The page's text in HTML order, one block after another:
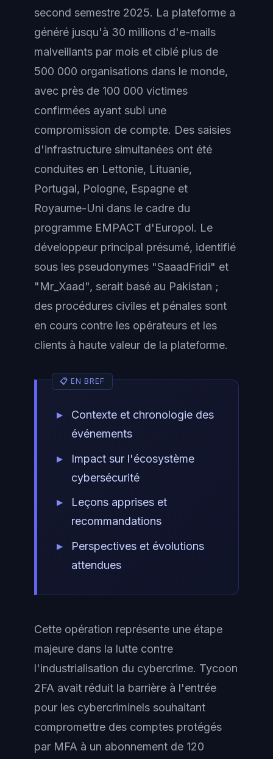
second semestre 2025. La plateforme a
généré jusqu'à 30 millions d'e-mails
malveillants par mois et ciblé plus de
500 000 organisations dans le monde,
avec près de 100 000 victimes
confirmées ayant subi une
compromission de compte. Des saisies
d'infrastructure simultanées ont été
conduites en Lettonie, Lituanie,
Portugal, Pologne, Espagne et
Royaume-Uni dans le cadre du
programme EMPACT d'Europol. Le
développeur principal présumé, identifié
sous les pseudonymes "SaaadFridi" et
"Mr_Xaad", serait basé au Pakistan ;
des procédures civiles et pénales sont
en cours contre les opérateurs et les
clients à haute valeur de la plateforme.
Contexte et chronologie des
événements
Impact sur l'écosystème
cybersécurité
Leçons apprises et
recommandations
Perspectives et évolutions
attendues
Cette opération représente une étape
majeure dans la lutte contre
l'industrialisation du cybercrime. Tycoon
2FA avait réduit la barrière à l'entrée
pour les cybercriminels souhaitant
compromettre des comptes protégés
par MFA à un abonnement de 120